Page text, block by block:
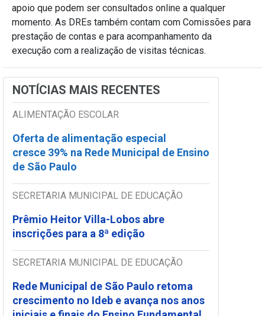
apoio que podem ser consultados online a qualquer
momento. As DREs também contam com Comissões para
prestação de contas e para acompanhamento da
execução com a realização de visitas técnicas.
NOTÍCIAS MAIS RECENTES
ALIMENTAÇÃO ESCOLAR
Oferta de alimentação especial
cresce 39% na Rede Municipal de Ensino
de São Paulo
SECRETARIA MUNICIPAL DE EDUCAÇÃO
Prêmio Heitor Villa-Lobos abre
inscrições para a 8ª edição
SECRETARIA MUNICIPAL DE EDUCAÇÃO
Rede Municipal de São Paulo retoma
crescimento no Ideb e avança nos anos